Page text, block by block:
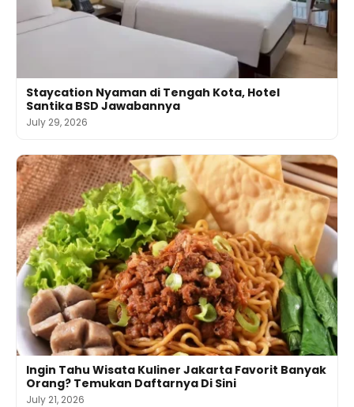
Staycation Nyaman di Tengah Kota, Hotel
Santika BSD Jawabannya
July 29, 2026
Ingin Tahu Wisata Kuliner Jakarta Favorit Banyak
Orang? Temukan Daftarnya Di Sini
July 21, 2026